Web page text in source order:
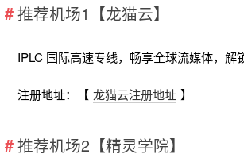
推荐机场1【龙猫云】
IPLC 国际高速专线，畅享全球流媒体，解
注册地址：【 龙猫云注册地址 】
推荐机场2【精灵学院】